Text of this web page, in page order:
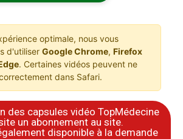
optimale, nous vous
d'utiliser Google Chrome, Firefox
. Certaines vidéos peuvent ne
dans Safari.
des capsules vidéo TopMédecine
un abonnement au site.
disponible à la demande